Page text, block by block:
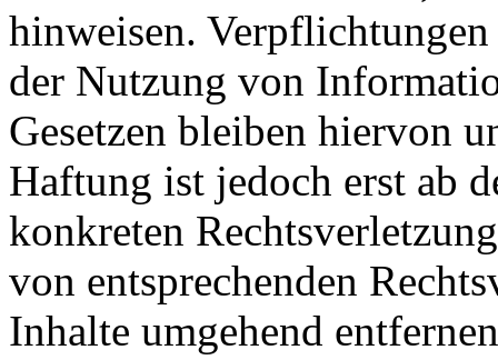
hinweisen.
der Nutzung von
Gesetzen bleiben hiervon
Haftung ist jedoch erst ab
konkreten
von entsprechenden
Inhalte umgehend